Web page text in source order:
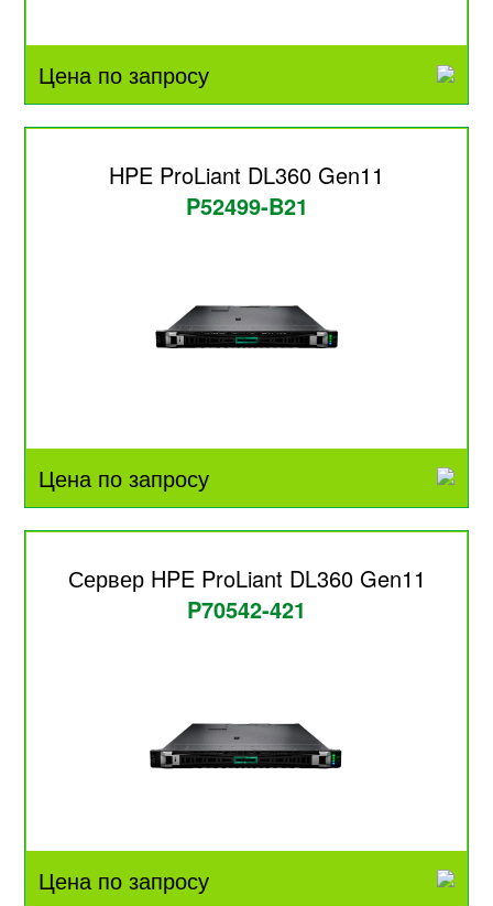
Цена по запросу
HPE ProLiant DL360 Gen11
P52499-B21
Цена по запросу
Сервер HPE ProLiant DL360 Gen11
P70542-421
Цена по запросу